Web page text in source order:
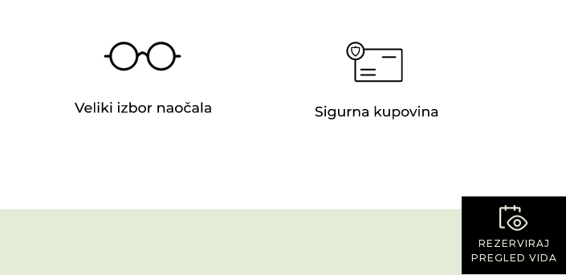
REZERVIRAJ
PREGLED VIDA